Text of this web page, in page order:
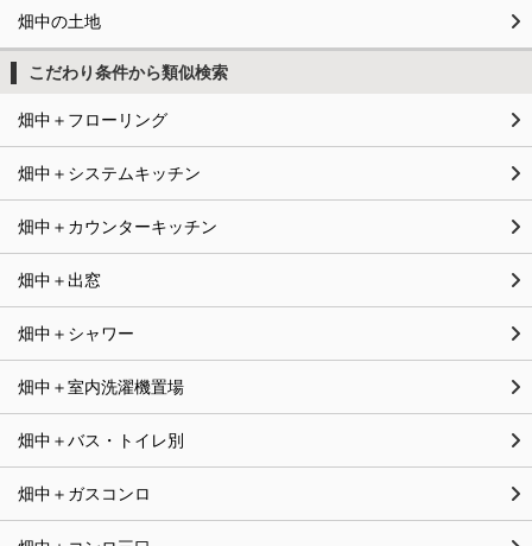
畑中の土地
こだわり条件から類似検索
畑中＋フローリング
畑中＋システムキッチン
畑中＋カウンターキッチン
畑中＋出窓
畑中＋シャワー
畑中＋室内洗濯機置場
畑中＋バス・トイレ別
畑中＋ガスコンロ